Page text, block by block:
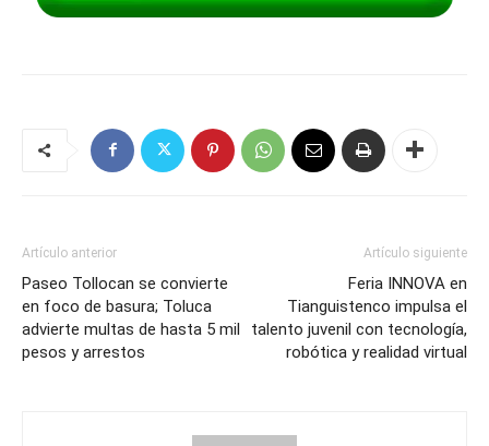
Artículo anterior
Paseo Tollocan se convierte
en foco de basura; Toluca
advierte multas de hasta 5 mil
pesos y arrestos
Artículo siguiente
Feria INNOVA en
Tianguistenco impulsa el
talento juvenil con tecnología,
robótica y realidad virtual